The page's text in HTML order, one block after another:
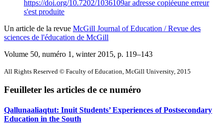
https://doi.org/10.7202/1036109aradresse copiéeune erreur
s'est produite
Un article de la revue McGill Journal of Education / Revue des
sciences de l'éducation de McGill
Volume 50, numéro 1, winter 2015, p. 119–143
All Rights Reserved © Faculty of Education, McGill University, 2015
Feuilleter les articles de ce numéro
Qallunaaliaqtut: Inuit Students’ Experiences of Postsecondary
Education in the South